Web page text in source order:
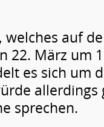
auf
22. März um
es sich um
allerdings
sprechen.